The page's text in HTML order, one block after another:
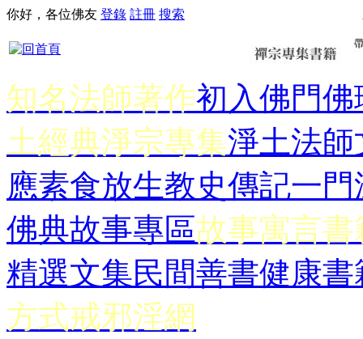
你好，各位佛友 登錄 註冊 搜索
知名法師著作初入佛門佛
土經典淨宗專集淨土法師
應素食放生教史傳記一門
佛典故事專區故事寓言書
精選文集民間善書健康書
方式戒邪淫網